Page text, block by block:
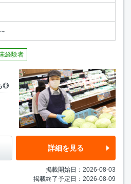
経験者
◎
詳細を見る
掲載開始日：2026-08-03
掲載終了予定日：2026-08-09